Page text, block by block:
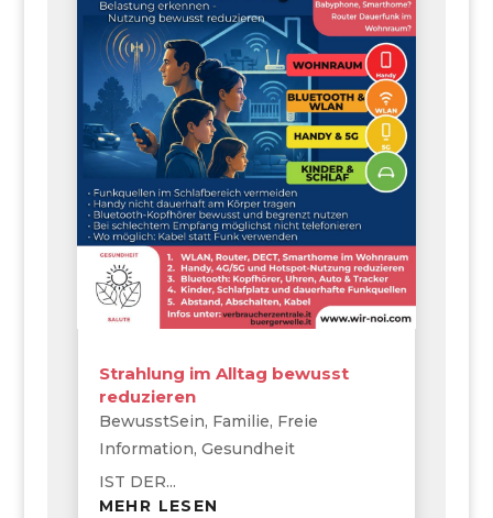
Strahlung im Alltag bewusst
reduzieren
BewusstSein, Familie, Freie
Information, Gesundheit
IST DER...
MEHR LESEN